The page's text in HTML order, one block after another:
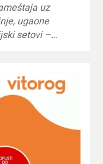
uz
ugaone
setovi –…